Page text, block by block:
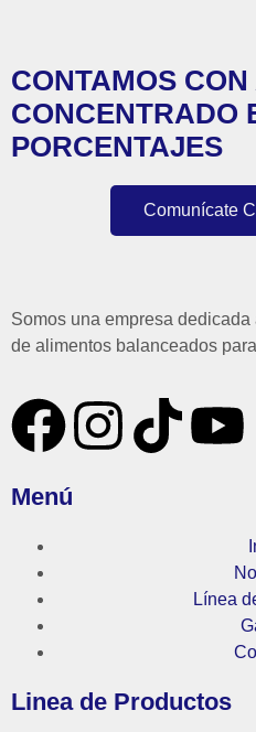
CONTAMOS
CONCENTRADO
PORCENTAJES
Comunícate
Somos una empresa
de alimentos balanceados
Menú
Línea
Linea de Productos